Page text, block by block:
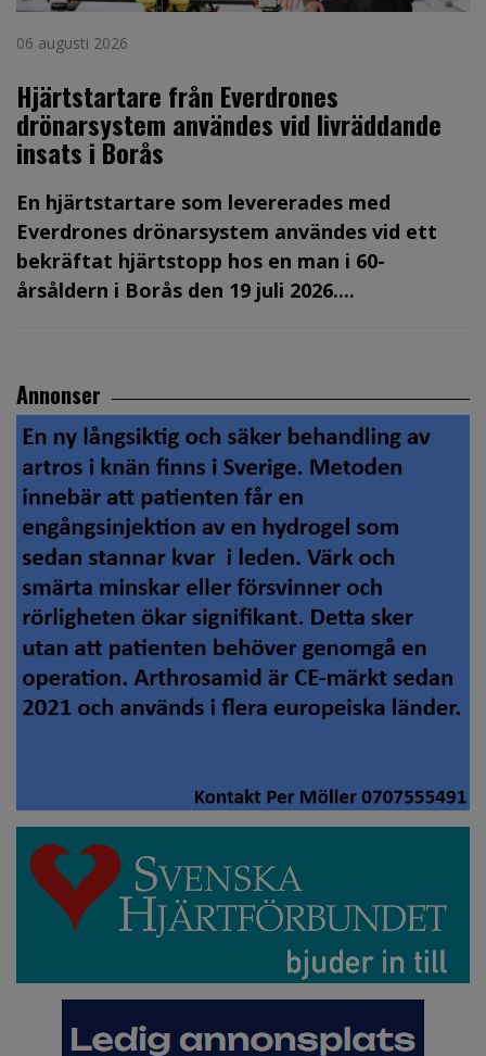
06 augusti 2026
Hjärtstartare från Everdrones
drönarsystem användes vid livräddande
insats i Borås
En hjärtstartare som levererades med
Everdrones drönarsystem användes vid ett
bekräftat hjärtstopp hos en man i 60-
årsåldern i Borås den 19 juli 2026....
Annonser